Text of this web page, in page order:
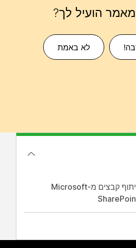
הועיל לך?
לא באמת
אפליקציית Webex | שיתוף קבצים מ-Microsoft